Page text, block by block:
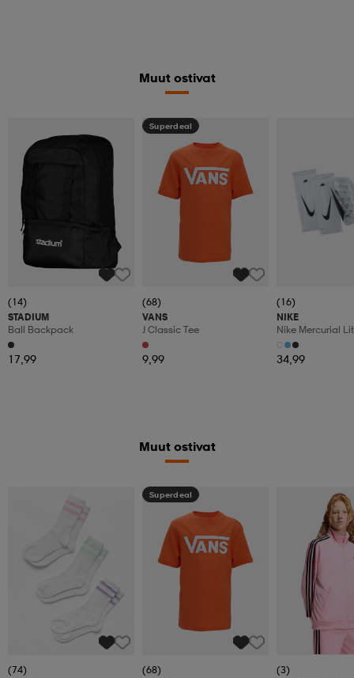
Muut ostivat
(14)
STADIUM
Ball Backpack
17,99
Superdeal
(68)
VANS
J Classic Tee
9,99
(16)
NIKE
Nike Mercurial
34,99
Muut ostivat
(74)
Superdeal
(68)
(3)